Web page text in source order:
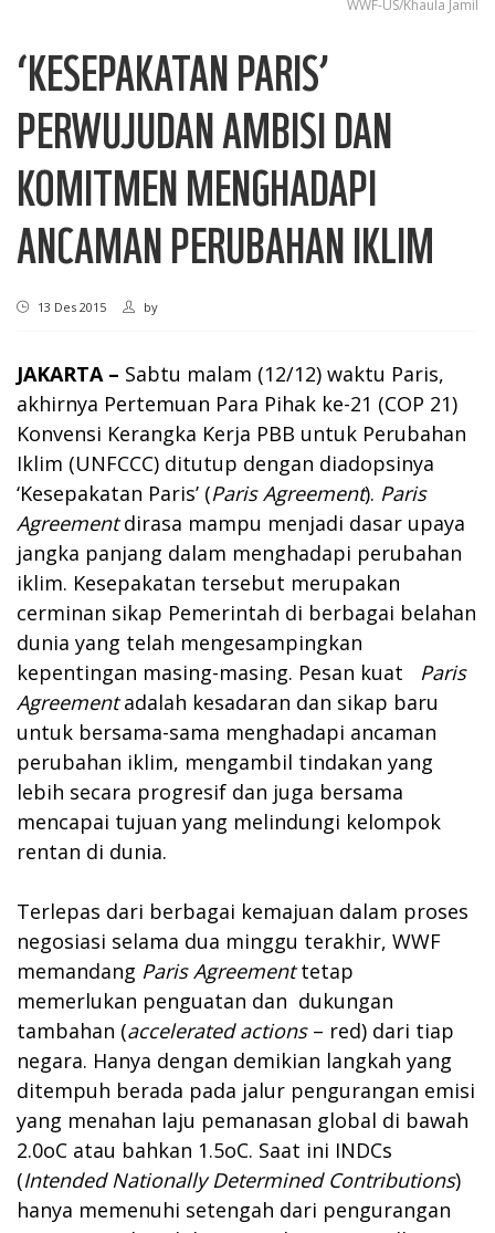
WWF-US/Khaula Jamil
‘KESEPAKATAN PARIS’
PERWUJUDAN AMBISI DAN
KOMITMEN MENGHADAPI
ANCAMAN PERUBAHAN IKLIM
13 Des 2015 by
JAKARTA– Sabtu malam (12/12) waktu Paris,
akhirnya Pertemuan Para Pihak ke-21 (COP 21)
Konvensi Kerangka Kerja PBB untuk Perubahan
Iklim (UNFCCC) ditutup dengan diadopsinya
‘Kesepakatan Paris’ (Paris Agreement). Paris
Agreementdirasa mampu menjadi dasar upaya
jangka panjang dalam menghadapi perubahan
iklim. Kesepakatan tersebut merupakan
cerminan sikap Pemerintah di berbagai belahan
dunia yang telah mengesampingkan
kepentingan masing-masing. Pesan kuat Paris
Agreementadalah kesadaran dan sikap baru
untuk bersama-sama menghadapi ancaman
perubahan iklim, mengambil tindakan yang
lebih secara progresif dan juga bersama
mencapai tujuan yang melindungi kelompok
rentan di dunia.
Terlepas dari berbagai kemajuan dalam proses
negosiasi selama dua minggu terakhir, WWF
memandang Paris Agreementtetap
memerlukan penguatan dan dukungan
tambahan (accelerated actions– red) dari tiap
negara. Hanya dengan demikian langkah yang
ditempuh berada pada jalur pengurangan emisi
yang menahan laju pemanasan global di bawah
2.0oC atau bahkan 1.5oC. Saat ini INDCs
(Intended Nationally Determined Contributions)
hanya memenuhi setengah dari pengurangan